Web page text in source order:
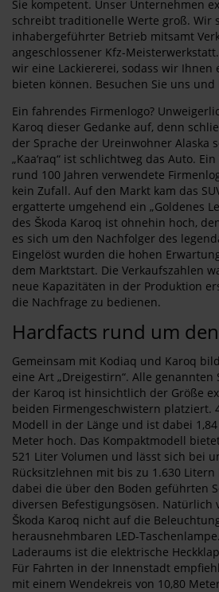
Sie kompetent. Unser Unternehmen
schreibt traditionelle Werte groß. Wir
inhabergeführter Betrieb mitsamt
angeschlossener Kfz-
wir eine Lackiererei, sodass wir Ihnen
bieten können. Besuchen Sie uns
Ein fahrendes Firmenlogo?
Karoq dieser Gedanke auf, denn
der Sprache der Ureinwohner Alaska
„Kaa‘raq“ ist schlichtweg das Auto.
rund 100 Jahren verwendete
kein Zufall. Auf den Markt kam das
ergatterte umgehend ein „Goldenes
des Škoda Karoq ist ohnehin hoch,
es sich um den Nachfolger des
Eingelöst wurden die hohen
dem Marktstart. Die Verkaufszahlen
neue Kapazitäten in der Produktion
die Nachfrage zu bedienen.
Hardfacts rund um
Gemeinsam mit Kodiaq und Karoq
eine Art „Dreigestirn“. Alle genannten
der Karoq ist hinsichtlich der Größe
beiden Firmengeschwistern platziert.
Modell in der Länge und ist dabei
Meter hoch. Das Kompaktmodell
521 Liter Volumen und lässt sich bei
Rücksitzlehnen mit bis zu 1.630
dabei die über den Boden geführten
diversen Befestigungsösen. Natürlich
Škoda Karoq nicht auf die
herausnehmbaren LED-
Laderaums ist die elektrische
Für Fahrten in der Innenstadt
mit einem Wendekreis von 10,80